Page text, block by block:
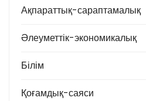
Ақпараттық-сараптамалық
Әлеуметтік-экономикалық
Білім
Қоғамдық-саяси